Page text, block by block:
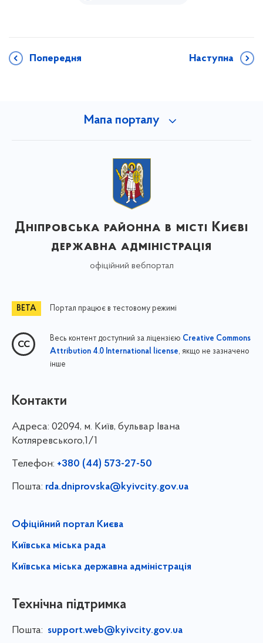
Попередня Наступна
Мапа порталу
Дніпровська районна в місті Києві
державна адміністрація
офіційний вебпортал
Портал працює в тестовому режимі
Весь контент доступний за ліцензією Creative Commons
Attribution 4.0 International license, якщо не зазначено
інше
Контакти
Адреса: 02094, м. Київ, бульвар Івана
Котляревського,1/1
Телефон: +380 (44) 573-27-50
Пошта: rda.dniprovska@kyivcity.gov.ua
Офіційний портал Києва
Київська міська рада
Київська міська державна адміністрація
Технічна підтримка
Пошта: support.web@kyivcity.gov.ua